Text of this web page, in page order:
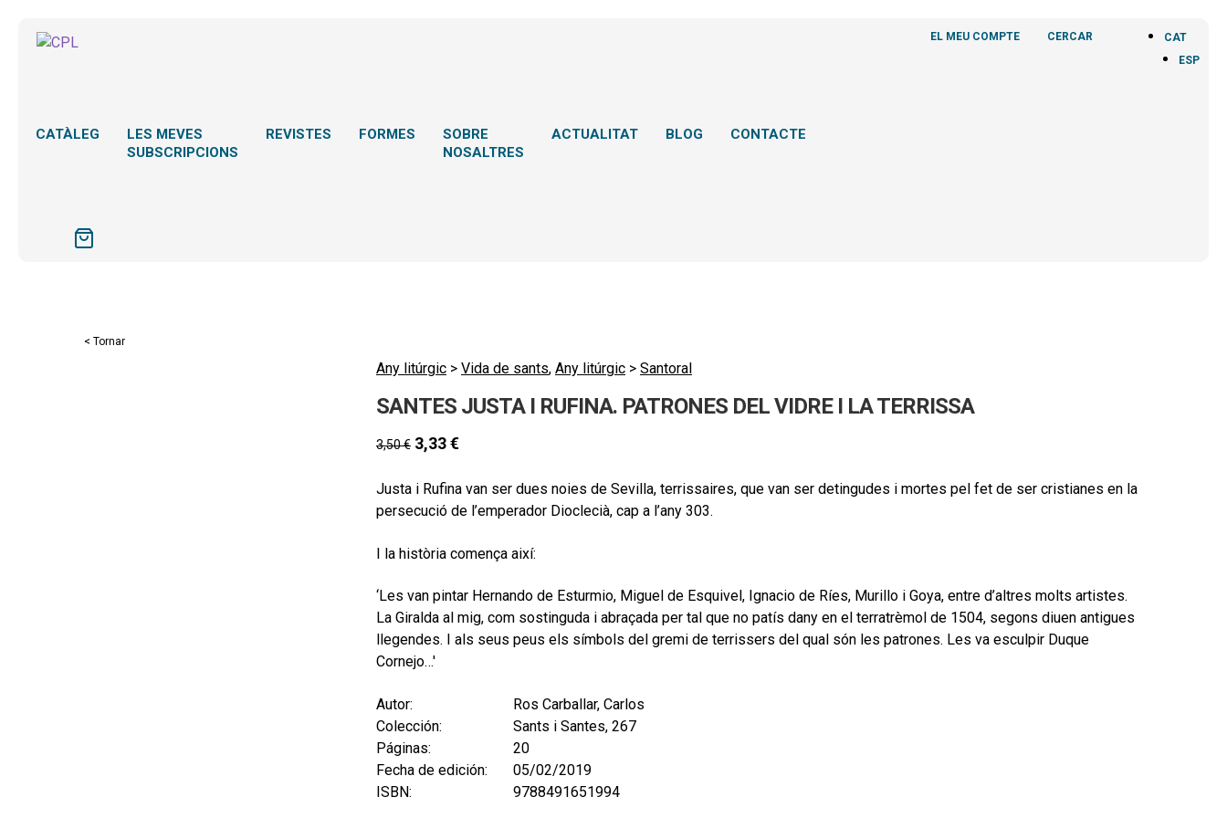
EL MEU COMPTE CERCAR
CAT
ESP
CATÀLEG
LES MEVES
SUBSCRIPCIONS
REVISTES FORMES
SOBRE
NOSALTRES
ACTUALITAT BLOG CONTACTE
< Tornar
Any litúrgic > Vida de sants, Any litúrgic > Santoral
SANTES JUSTA I RUFINA. PATRONES DEL VIDRE I LA TERRISSA
3,50€ 3,33€
Justa i Rufina van ser dues noies de Sevilla, terrissaires, que van ser detingudes i mortes pel fet de ser cristianes en la
persecució de l’emperador Dioclecià, cap a l’any 303.
I la història comença així:
‘Les van pintar Hernando de Esturmio, Miguel de Esquivel, Ignacio de Ríes, Murillo i Goya, entre d’altres molts artistes.
La Giralda al mig, com sostinguda i abraçada per tal que no patís dany en el terratrèmol de 1504, segons diuen antigues
llegendes. I als seus peus els símbols del gremi de terrissers del qual són les patrones. Les va esculpir Duque
Cornejo…'
Autor:
Ros Carballar, Carlos
Colección:
Sants i Santes, 267
Páginas:
20
Fecha de edición:
05/02/2019
ISBN:
9788491651994